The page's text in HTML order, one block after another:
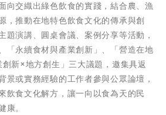
向交織出綠色飲食的實踐，結合農、漁
，推動在地特色飲食文化的傳承與創
題演講、圓桌會議、案例分享等活動，
「永續食材與產業創新」、「營造在地
新×地方創生」三大議題，邀集具返
景或實務經驗的工作者參與公眾論壇，
飲食文化解方，讓一向以食為天的民
。